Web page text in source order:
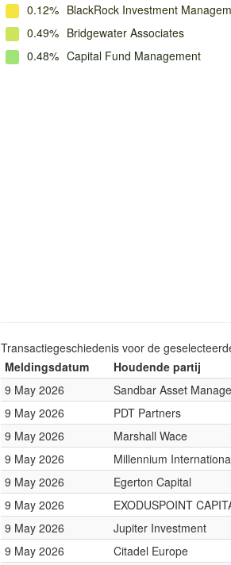
0.12% BlackRock Investment
0.49% Bridgewater Associates
0.48% Capital Fund Management
Transactiegeschiedenis voor de
Meldingsdatum
Houdende partij
9 May 2026
Sandbar Asset
9 May 2026
PDT Partners
9 May 2026
Marshall Wace
9 May 2026
Millennium
9 May 2026
Egerton Capital
9 May 2026
EXODUSPOINT
9 May 2026
Jupiter Investment
9 May 2026
Citadel Europe